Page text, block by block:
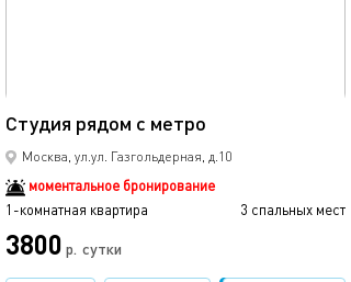
Студия рядом с метро
Москва, ул.ул. Газгольдерная, д.10
моментальное бронирование
1-комнатная квартира
3 спальных мест
3800 р. сутки